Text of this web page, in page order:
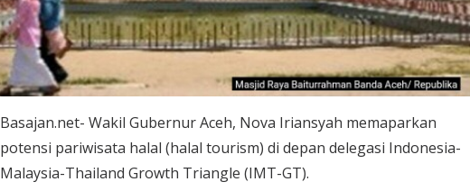
Basajan.net- Wakil Gubernur Aceh, Nova Iriansyah memaparkan
potensi pariwisata halal (halal tourism) di depan delegasi Indonesia-
Malaysia-Thailand Growth Triangle (IMT-GT).